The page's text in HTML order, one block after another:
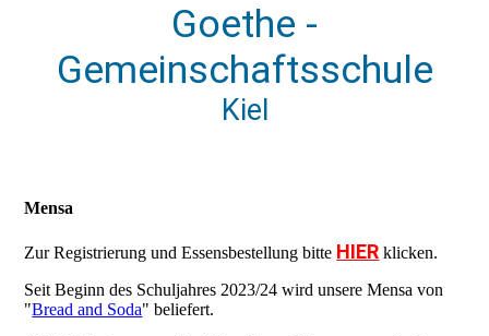
Goethe -
Gemeinschaftsschule
Kiel
Mensa
Zur Registrierung und Essensbestellung bitte HIER klicken.
Seit Beginn des Schuljahres 2023/24 wird unsere Mensa von
"Bread and Soda" beliefert.